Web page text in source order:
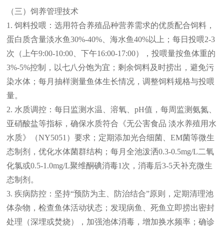
（三）饲养管理技术
1. 饲料投喂：选用符合养殖品种营养需求的优质配合饲料，
蛋白质含量淡水鱼30%-40%、海水鱼40%以上；每日投喂2-3
次（上午9:00-10:00、下午16:00-17:00），投喂量按鱼体重的
3%-5%控制，以七八分饱为宜；剩余饲料及时捞出，避免污
染水体；每月抽样测量鱼体生长情况，调整饲料规格与投喂
量。
2. 水质调控：每日监测水温、溶氧、pH值，每周监测氨氮、
亚硝酸盐等指标，确保水质符合《无公害食品 淡水养殖用水
水质》（NY5051）要求；定期添加光合细菌、EM菌等微生
态制剂，优化水体菌群结构；每月全池泼洒0.3-0.5mg/L二氧
化氯或0.5-1.0mg/L聚维酮碘消毒1次，消毒后3-5天补充微生
态制剂。
3. 疾病防控：坚持“预防为主、防治结合”原则，定期清理池
体杂物，检查鱼体活动状态；发现病鱼、死鱼立即捞出密封
处理（深埋或焚烧），加强池体消毒，增加换水频率；确诊